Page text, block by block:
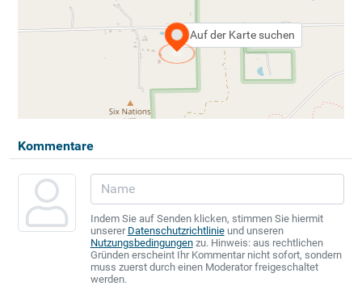
Auf der Karte suchen
Kommentare
Indem Sie auf Senden klicken, stimmen Sie hiermit
unserer Datenschutzrichtlinieund unseren
Nutzungsbedingungenzu. Hinweis: aus rechtlichen
Gründen erscheint Ihr Kommentar nicht sofort, sondern
muss zuerst durch einen Moderator freigeschaltet
werden.